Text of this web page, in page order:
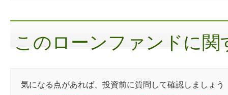
このローンファンドに関
気になる点があれば、投資前に質問して確認しましょう